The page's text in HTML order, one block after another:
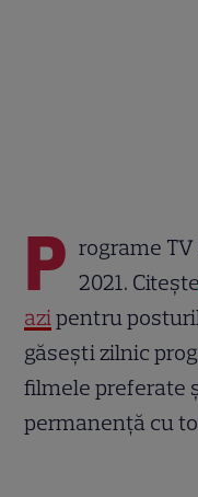
P rograme
2021.
azi pentru
găsești zilnic
filmele preferate
permanență cu